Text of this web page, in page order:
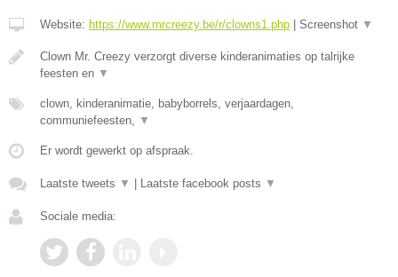
Website: https://www.mrcreezy.be/r/clowns1.php Screenshot ▼
Clown Mr. Creezy verzorgt diverse kinderanimaties op talrijke
feesten en ▼
clown, kinderanimatie, babyborrels, verjaardagen,
communiefeesten, ▼
Er wordt gewerkt op afspraak.
Laatste tweets ▼ Laatste facebook posts ▼
Sociale media: